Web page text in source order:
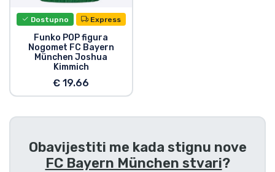
Dostupno Express
Funko POP figura
Nogomet FC Bayern
München Joshua
Kimmich
€ 19.66
Obavijestiti me kada stignu nove
FC Bayern München stvari?